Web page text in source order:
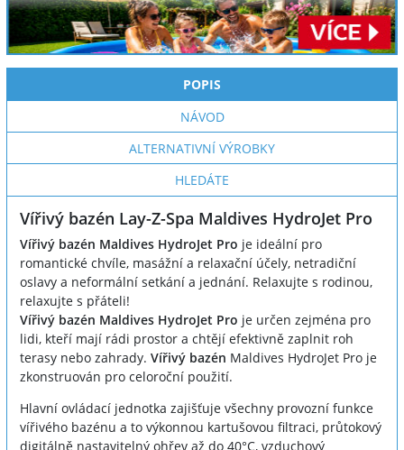
POPIS
NÁVOD
ALTERNATIVNÍ VÝROBKY
HLEDÁTE
Vířivý bazén Lay-Z-Spa Maldives HydroJet Pro
Vířivý bazén Maldives HydroJet Pro je ideální pro
romantické chvíle, masážní a relaxační účely, netradiční
oslavy a neformální setkání a jednání. Relaxujte s rodinou,
relaxujte s přáteli!
Vířivý bazén Maldives HydroJet Pro je určen zejména pro
lidi, kteří mají rádi prostor a chtějí efektivně zaplnit roh
terasy nebo zahrady. Vířivý bazén Maldives HydroJet Pro je
zkonstruován pro celoroční použití.
Hlavní ovládací jednotka zajišťuje všechny provozní funkce
vířivého bazénu a to výkonnou kartušovou filtraci, průtokový
digitálně nastavitelný ohřev až do 40°C, vzduchový